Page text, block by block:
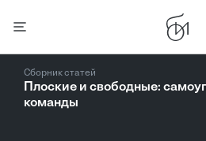
Сборник статей
Плоские и свободные:
команды